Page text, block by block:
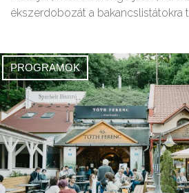
ékszerdobozát a bakancslistátokra
PROGRAMOK